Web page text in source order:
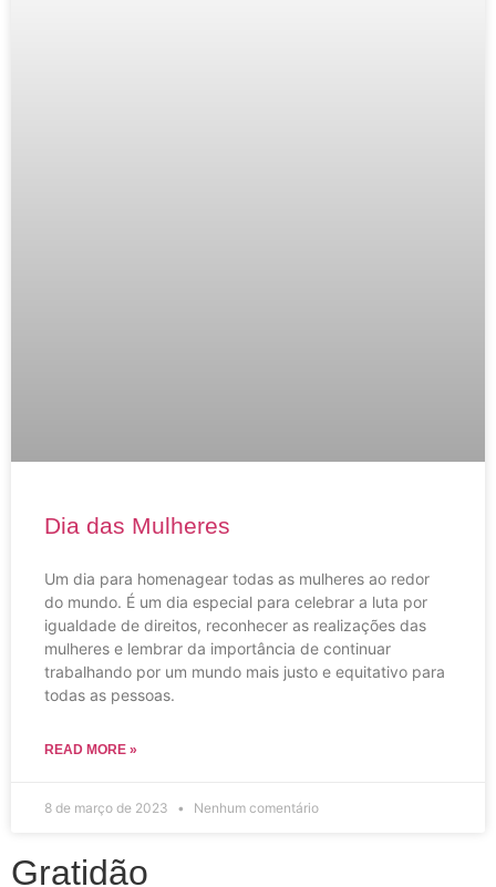
Dia das Mulheres
Um dia para homenagear todas as mulheres ao redor
do mundo. É um dia especial para celebrar a luta por
igualdade de direitos, reconhecer as realizações das
mulheres e lembrar da importância de continuar
trabalhando por um mundo mais justo e equitativo para
todas as pessoas.
READ MORE »
8 de março de 2023 Nenhum comentário
Gratidão